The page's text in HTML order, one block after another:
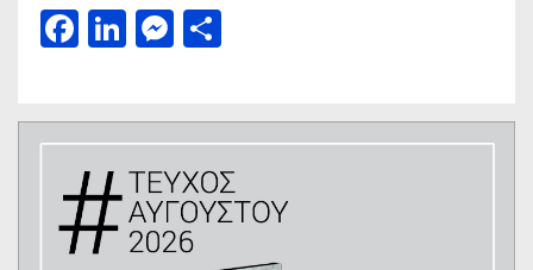
Facebook
LinkedIn
Messenger